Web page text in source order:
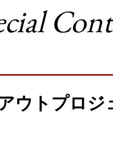
ウトプロジ